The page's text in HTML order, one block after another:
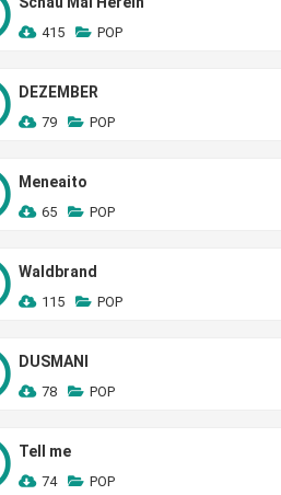
415 POP
DEZEMBER
79 POP
Meneaito
65 POP
Waldbrand
115 POP
DUSMANI
78 POP
Tell me
74 POP